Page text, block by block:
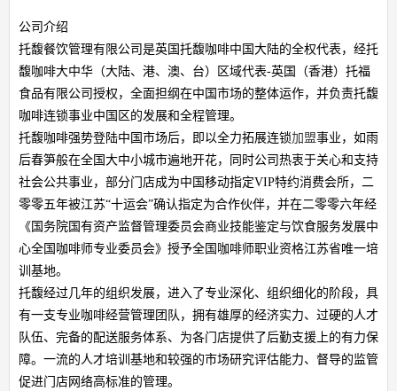
公司介绍
托馥餐饮管理有限公司是英国托馥咖啡中国大陆的全权代表，经托
馥咖啡大中华（大陆、港、澳、台）区域代表-英国（香港）托福
食品有限公司授权，全面担纲在中国市场的整体运作，并负责托馥
咖啡连锁事业中国区的发展和全程管理。
托馥咖啡强势登陆中国市场后，即以全力拓展连锁加盟事业，如雨
后春笋般在全国大中小城市遍地开花，同时公司热衷于关心和支持
社会公共事业，部分门店成为中国移动指定VIP特约消费会所，二
零零五年被江苏“十运会”确认指定为合作伙伴，并在二零零六年经
《国务院国有资产监督管理委员会商业技能鉴定与饮食服务发展中
心全国咖啡师专业委员会》授予全国咖啡师职业资格江苏省唯一培
训基地。
托馥经过几年的组织发展，进入了专业深化、组织细化的阶段，具
有一支专业咖啡经营管理团队，拥有雄厚的经济实力、过硬的人才
队伍、完备的配送服务体系、为各门店提供了后勤支援上的有力保
障。一流的人才培训基地和较强的市场研究评估能力、督导的监管
促进门店网络高标准的管理。